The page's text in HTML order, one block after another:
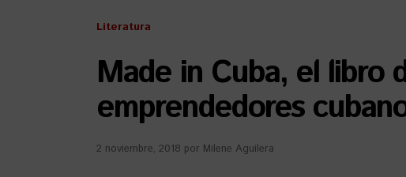
Literatura
Made in Cuba, el libro
emprendedores
2 noviembre, 2018 por Milene Aguilera